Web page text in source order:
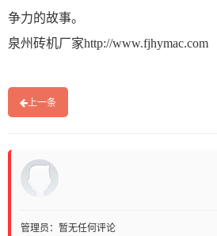
争力的故事。
泉州砖机厂家http://www.fjhymac.com
上一条
管理员：暂无任何评论